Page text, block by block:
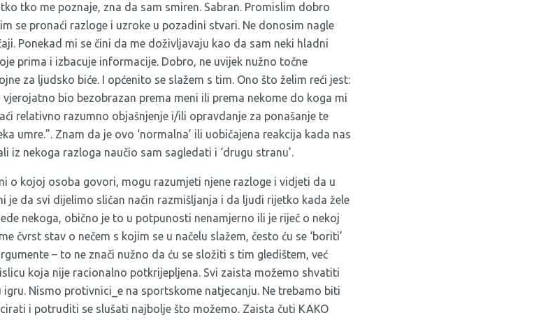
tko me poznaje, zna da sam smiren. Sabran. Promislim dobro
se pronaći razloge i uzroke u pozadini stvari. Ne donosim nagle
Ponekad mi se čini da me doživljavaju kao da sam neki hladni
prima i izbacuje informacije. Dobro, ne uvijek nužno točne
za ljudsko biće. I općenito se slažem s tim. Ono što želim reći jest:
bio bezobrazan prema meni ili prema nekome do koga mi
relativno razumno objašnjenje i/ili opravdanje za ponašanje te
umre.”. Znam da je ovo ‘normalna’ ili uobičajena reakcija kada nas
iz nekoga razloga naučio sam sagledati i ‘drugu stranu’.
o kojoj osoba govori, mogu razumjeti njene razloge i vidjeti da u
je da svi dijelimo sličan način razmišljanja i da ljudi rijetko kada žele
nekoga, obično je to u potpunosti nenamjerno ili je riječ o nekoj
čvrst stav o nečem s kojim se u načelu slažem, često ću se ‘boriti’
– to ne znači nužno da ću se složiti s tim gledištem, već
koja nije racionalno potkrijepljena. Svi zaista možemo shvatiti
Nismo protivnici_e na sportskome natjecanju. Ne trebamo biti
i potruditi se slušati najbolje što možemo. Zaista čuti KAKO